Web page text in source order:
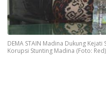
DEMA STAIN Madina Dukung
Korupsi Stunting Madina (Foto: Red)